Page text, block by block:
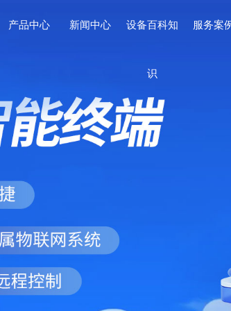
产品中心 新闻中心 设备百科知
识
服务案